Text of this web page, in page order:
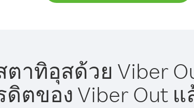
าทิอุสด้วย Viber
ตของ Viber Out